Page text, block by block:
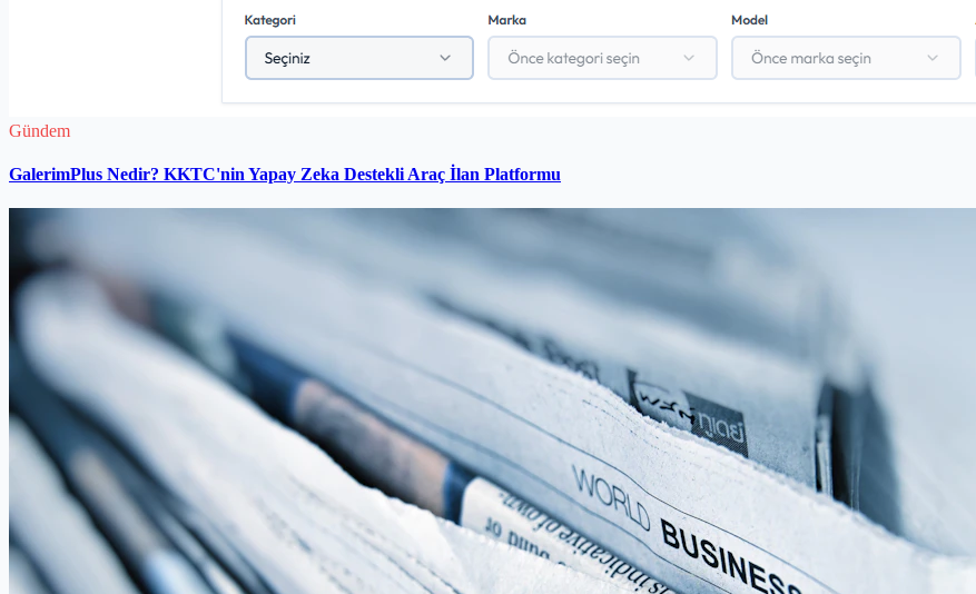
Gündem
GalerimPlus Nedir? KKTC'nin Yapay Zeka Destekli Araç İlan Platformu